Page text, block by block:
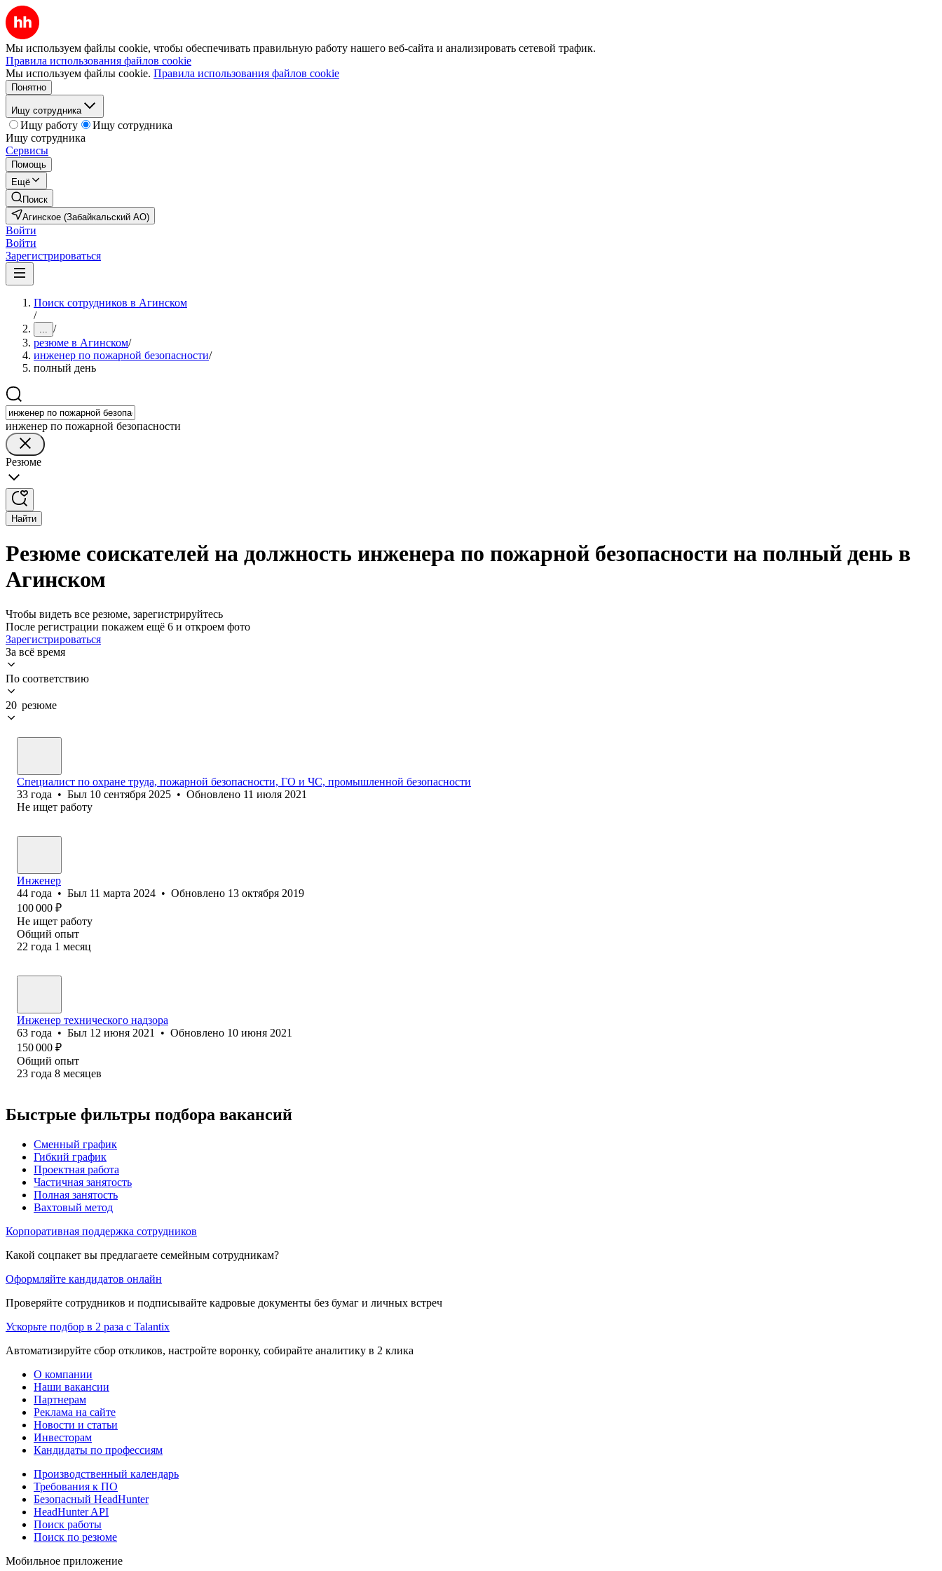
Мы используем файлы cookie, чтобы обеспечивать правильную работу нашего веб-сайта и анализировать сетевой трафик.
Правила использования файлов cookie
Мы используем файлы cookie. Правила использования файлов cookie
Понятно
Ищу сотрудника
Ищу работу
Ищу сотрудника
Ищу сотрудника
Сервисы
Помощь
Ещё
Поиск
Агинское (Забайкальский АО)
Войти
Войти
Зарегистрироваться
Поиск сотрудников в Агинском
/
... /
резюме в Агинском/
инженер по пожарной безопасности/
полный день
инженер по пожарной безопасности
Резюме
Найти
Резюме соискателей на должность инженера по пожарной безопасности на полный день в
Агинском
Чтобы видеть все резюме, зарегистрируйтесь
После регистрации покажем ещё 6 и откроем фото
Зарегистрироваться
За всё время
По соответствию
20 резюме
Специалист по охране труда, пожарной безопасности, ГО и ЧС, промышленной безопасности
33 года • Был 10 сентября 2025 • Обновлено 11 июля 2021
Не ищет работу
Инженер
44 года • Был 11 марта 2024 • Обновлено 13 октября 2019
100 000 ₽
Не ищет работу
Общий опыт
22 года 1 месяц
Инженер технического надзора
63 года • Был 12 июня 2021 • Обновлено 10 июня 2021
150 000 ₽
Общий опыт
23 года 8 месяцев
Быстрые фильтры подбора вакансий
Сменный график
Гибкий график
Проектная работа
Частичная занятость
Полная занятость
Вахтовый метод
Корпоративная поддержка сотрудников
Какой соцпакет вы предлагаете семейным сотрудникам?
Оформляйте кандидатов онлайн
Проверяйте сотрудников и подписывайте кадровые документы без бумаг и личных встреч
Ускорьте подбор в 2 раза с Talantix
Автоматизируйте сбор откликов, настройте воронку, собирайте аналитику в 2 клика
О компании
Наши вакансии
Партнерам
Реклама на сайте
Новости и статьи
Инвесторам
Кандидаты по профессиям
Производственный календарь
Требования к ПО
Безопасный HeadHunter
HeadHunter API
Поиск работы
Поиск по резюме
Мобильное приложение